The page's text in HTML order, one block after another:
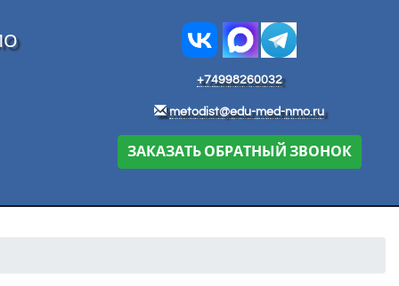
+74998260032
metodist@edu-med-nmo.ru
ЗАКАЗАТЬ ОБРАТНЫЙ ЗВОНОК